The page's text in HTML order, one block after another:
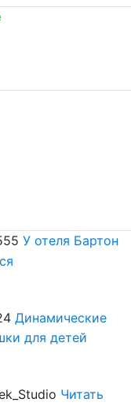
У отеля Бартон
Динамические
для детей
Читать